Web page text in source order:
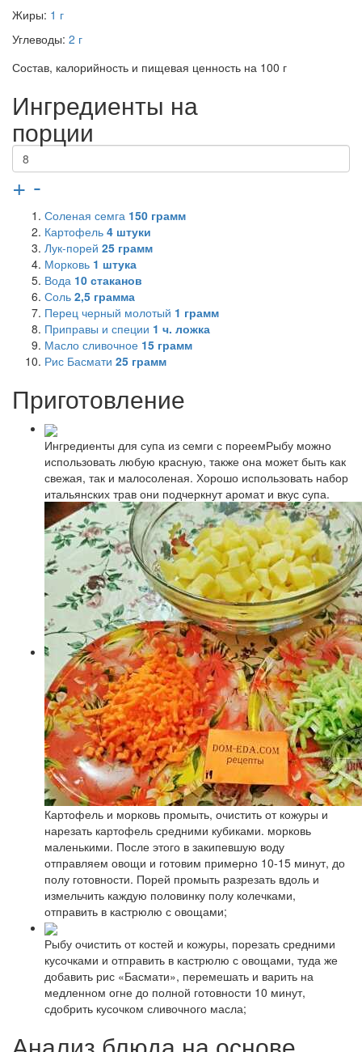
Жиры: 1 г
Углеводы: 2 г
Состав, калорийность и пищевая ценность на 100 г
Ингредиенты на
порции
+ -
Соленая семга 150 грамм
Картофель 4 штуки
Лук-порей 25 грамм
Морковь 1 штука
Вода 10 стаканов
Соль 2,5 грамма
Перец черный молотый 1 грамм
Приправы и специи 1 ч. ложка
Масло сливочное 15 грамм
Рис Басмати 25 грамм
Приготовление
Ингредиенты для супа из семги с пореемРыбу можно
использовать любую красную, также она может быть как
свежая, так и малосоленая. Хорошо использовать набор
итальянских трав они подчеркнут аромат и вкус супа.
Картофель и морковь промыть, очистить от кожуры и
нарезать картофель средними кубиками. морковь
маленькими. После этого в закипевшую воду
отправляем овощи и готовим примерно 10-15 минут, до
полу готовности. Порей промыть разрезать вдоль и
измельчить каждую половинку полу колечками,
отправить в кастрюлю с овощами;
Рыбу очистить от костей и кожуры, порезать средними
кусочками и отправить в кастрюлю с овощами, туда же
добавить рис «Басмати», перемешать и варить на
медленном огне до полной готовности 10 минут,
сдобрить кусочком сливочного масла;